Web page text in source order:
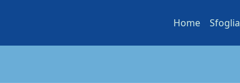
Home Sfoglia